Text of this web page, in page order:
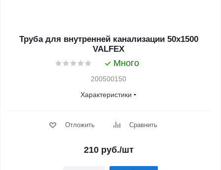
Труба для внутренней канализации 50x1500
VALFEX
Много
200500150
Характеристики
Отложить Сравнить
210 руб./шт